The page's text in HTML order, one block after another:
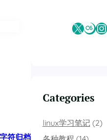
符归档
X Last.fmInstagram
Categories
linux学习笔记(2)